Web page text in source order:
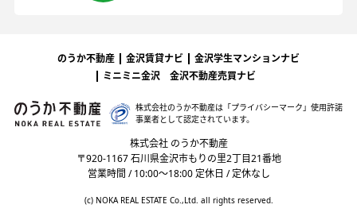
のうか不動産 金沢賃貸ナビ
金沢学生マンションナビ
ミニミニ金沢
金沢不動産売買ナビ
株式会社のうか不動産は「プライバシーマーク」 使用許諾
事業者として認定されています。
株式会社 のうか不動産
〒920-1167 石川県金沢市もりの里2丁目21番地
営業時間 / 10:00〜18:00 定休日 / 定休なし
(c) NOKA REAL ESTATE Co.,Ltd. all rights reserved.